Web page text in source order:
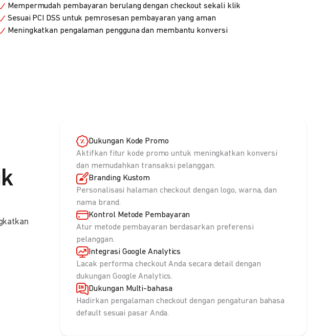
Mempermudah pembayaran berulang dengan checkout sekali klik
Sesuai PCI DSS untuk pemrosesan pembayaran yang aman
Meningkatkan pengalaman pengguna dan membantu konversi
Dukungan Kode Promo
Aktifkan fitur kode promo untuk meningkatkan konversi
dan memudahkan transaksi pelanggan.
Branding Kustom
Personalisasi halaman checkout dengan logo, warna, dan
nama brand.
Kontrol Metode Pembayaran
Atur metode pembayaran berdasarkan preferensi
pelanggan.
Integrasi Google Analytics
Lacak performa checkout Anda secara detail dengan
dukungan Google Analytics.
Dukungan Multi-bahasa
Hadirkan pengalaman checkout dengan pengaturan bahasa
default sesuai pasar Anda.